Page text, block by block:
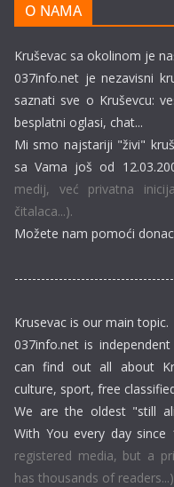
O NAMA
Kruševac sa okolinom je
037info.net je nezavisni
saznati sve o Kruševcu:
besplatni oglasi, chat...
Mi smo najstariji "živi"
sa Vama još od
medij, već privatna
čitalaca...).
Možete nam pomoći
Krusevac is our main topic.
037info.net is
can find out all about
culture, sport, free
We are the oldest "still
With You every day since
registered media, but a
has thousands of